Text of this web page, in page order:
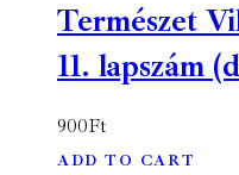
Természet
11. lapszám
900Ft
ADD TO CART